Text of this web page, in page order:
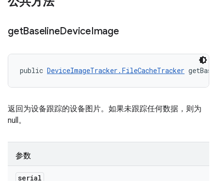
getBaselineDeviceImage
public DeviceImageTracker.FileCacheTracker
返回为设备跟踪的设备图片。如果未跟踪任何数据，则为
null。
参数
serial